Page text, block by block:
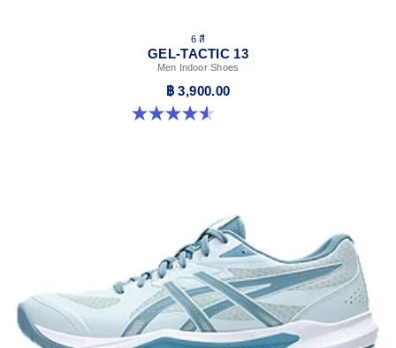
6 สี
GEL-TACTIC 13
Men Indoor Shoes
฿ 3,900.00
4.6 จาก 5 ดาว 33 รีวิว